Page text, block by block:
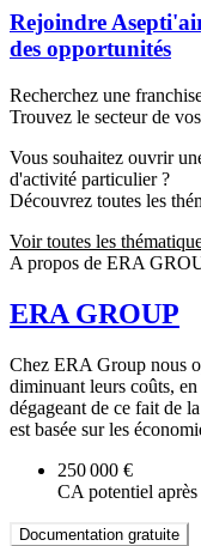
Rejoindre
des opportunités
Recherchez une
Trouvez le secteur de
Vous souhaitez ouvrir
d'activité particulier ?
Découvrez toutes les
Voir toutes les
A propos de ERA
ERA GROUP
Chez ERA Group nous
diminuant leurs coûts,
dégageant de ce fait de
est basée sur les
250 000 €
CA potentiel après
Documentation gratuite